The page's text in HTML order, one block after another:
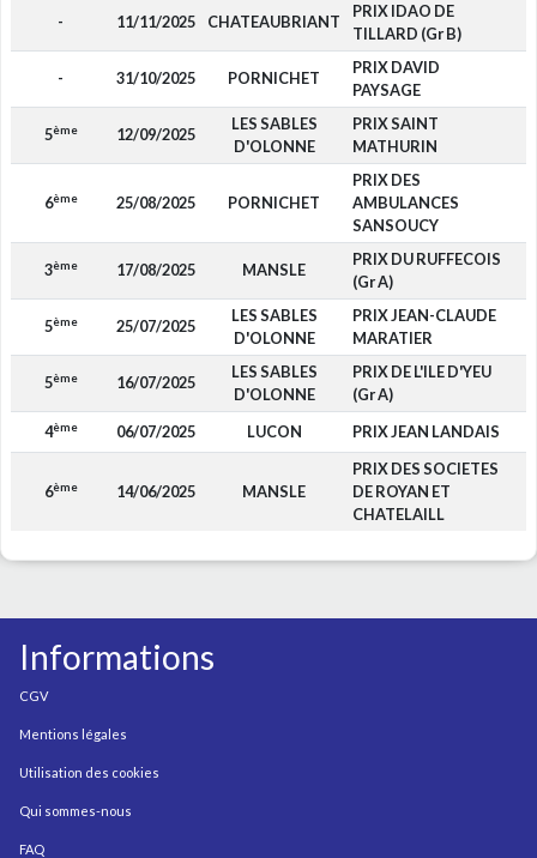
- 11/11/2025 CHATEAUBRIANT
PRIX IDAO DE
TILLARD (Gr B)
- 31/10/2025 PORNICHET
PRIX DAVID
PAYSAGE
5ème 12/09/2025
LES SABLES
D'OLONNE
PRIX SAINT
MATHURIN
6ème 25/08/2025 PORNICHET
PRIX DES
AMBULANCES
SANSOUCY
3ème 17/08/2025 MANSLE
PRIX DU RUFFECOIS
(Gr A)
5ème 25/07/2025
LES SABLES
D'OLONNE
PRIX JEAN-CLAUDE
MARATIER
5ème 16/07/2025
LES SABLES
D'OLONNE
PRIX DE L'ILE D'YEU
(Gr A)
4ème 06/07/2025 LUCON PRIX JEAN LANDAIS
6ème 14/06/2025 MANSLE
PRIX DES SOCIETES
DE ROYAN ET
CHATELAILL
Informations
CGV
Mentions légales
Utilisation des cookies
Qui sommes-nous
FAQ